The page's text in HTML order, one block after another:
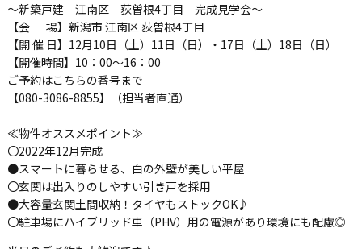
～新築戸建 江南区 荻曽根4丁目 完成見学会～
【会 場】新潟市 江南区 荻曽根4丁目
【開 催 日】12月10日（土）11日（日）・17日（土）18日（日）
【開催時間】10：00～16：00
ご予約はこちらの番号まで
【080-3086-8855】（担当者直通）
≪物件オススメポイント≫
〇2022年12月完成
●スマートに暮らせる、白の外壁が美しい平屋
〇玄関は出入りのしやすい引き戸を採用
●大容量玄関土間収納！タイヤもストックOK♪
〇駐車場にハイブリッド車（PHV）用の電源があり環境にも配慮◎